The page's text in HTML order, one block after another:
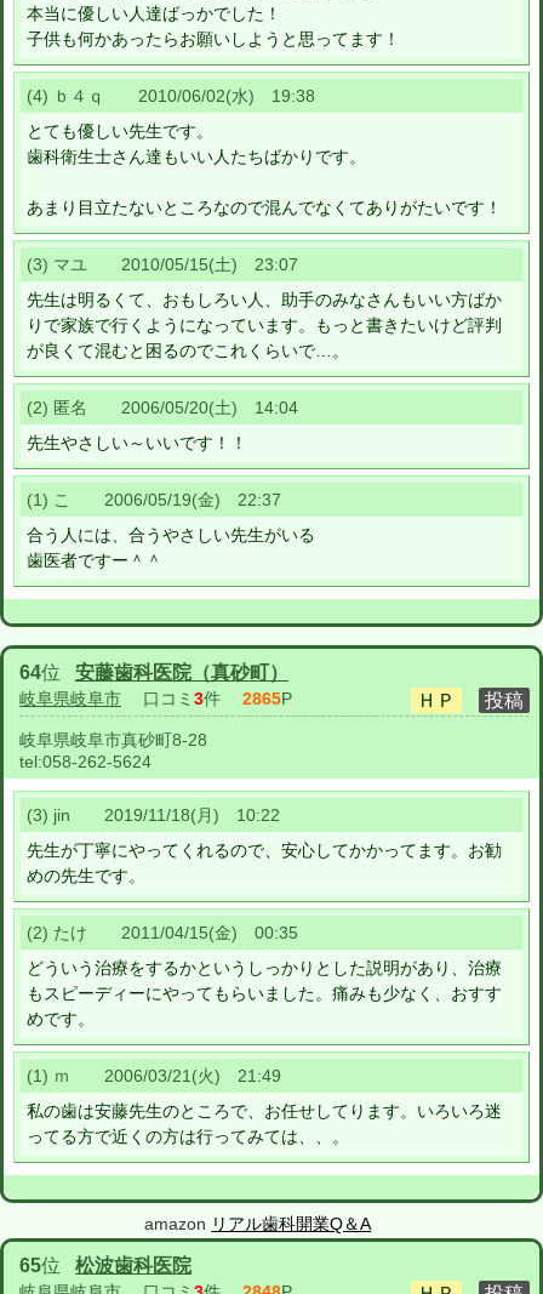
本当に優しい人達ばっかでした！
子供も何かあったらお願いしようと思ってます！
(4) ｂ４ｑ 2010/06/02(水) 19:38
とても優しい先生です。
歯科衛生士さん達もいい人たちばかりです。
あまり目立たないところなので混んでなくてありがたいです！
(3) マユ 2010/05/15(土) 23:07
先生は明るくて、おもしろい人、助手のみなさんもいい方ばか
りで家族で行くようになっています。もっと書きたいけど評判
が良くて混むと困るのでこれくらいで…。
(2) 匿名 2006/05/20(土) 14:04
先生やさしい～いいです！！
(1) こ 2006/05/19(金) 22:37
合う人には、合うやさしい先生がいる
歯医者ですー＾＾
64位 安藤歯科医院（真砂町）
岐阜県岐阜市 口コミ 3件 2865P
岐阜県岐阜市真砂町8-28
tel:058-262-5624
(3) jin 2019/11/18(月) 10:22
先生が丁寧にやってくれるので、安心してかかってます。お勧
めの先生です。
(2) たけ 2011/04/15(金) 00:35
どういう治療をするかというしっかりとした説明があり、治療
もスピーディーにやってもらいました。痛みも少なく、おすす
めです。
(1) ｍ 2006/03/21(火) 21:49
私の歯は安藤先生のところで、お任せしてります。いろいろ迷
ってる方で近くの方は行ってみては、、。
amazon リアル歯科開業Q＆A
65位 松波歯科医院